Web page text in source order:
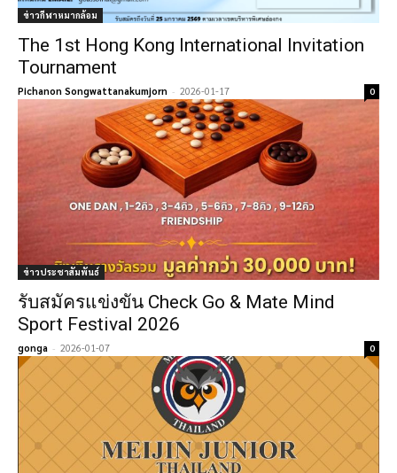
ข่าวกีฬาหมากล้อม
The 1st Hong Kong International Invitation
Tournament
Pichanon Songwattanakumjorn - 2026-01-17 0
ข่าวประชาสัมพันธ์
รับสมัครแข่งขัน Check Go & Mate Mind
Sport Festival 2026
gonga - 2026-01-07 0